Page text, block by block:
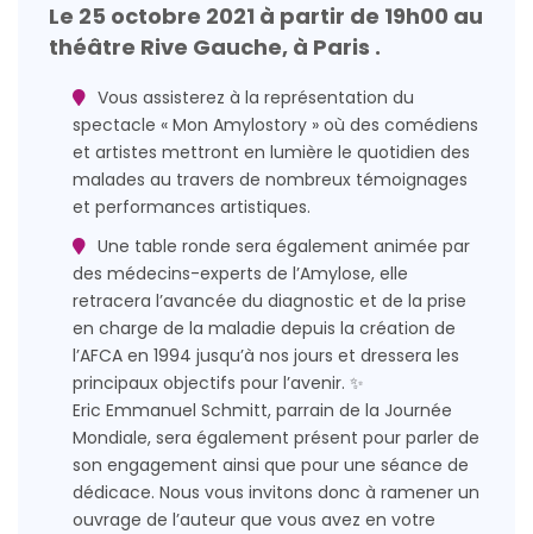
Le 25 octobre 2021 à partir de 19h00 au
théâtre Rive Gauche, à Paris .
Vous assisterez à la représentation du
spectacle « Mon Amylostory » où des comédiens
et artistes mettront en lumière le quotidien des
malades au travers de nombreux témoignages
et performances artistiques.
Une table ronde sera également animée par
des médecins-experts de l’Amylose, elle
retracera l’avancée du diagnostic et de la prise
en charge de la maladie depuis la création de
l’AFCA en 1994 jusqu’à nos jours et dressera les
principaux objectifs pour l’avenir. ✨
Eric Emmanuel Schmitt, parrain de la Journée
Mondiale, sera également présent pour parler de
son engagement ainsi que pour une séance de
dédicace. Nous vous invitons donc à ramener un
ouvrage de l’auteur que vous avez en votre